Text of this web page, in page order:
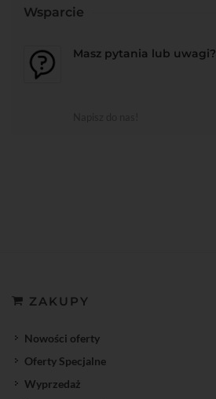
Wsparcie
Masz pytania lub uwagi?
ZAKUPY
Nowości oferty
Oferty Specjalne
Wyprzedaż